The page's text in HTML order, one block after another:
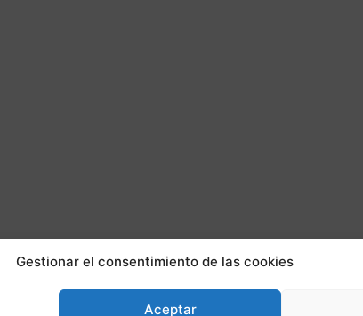
Gestionar el consentimiento de las cookies
Aceptar